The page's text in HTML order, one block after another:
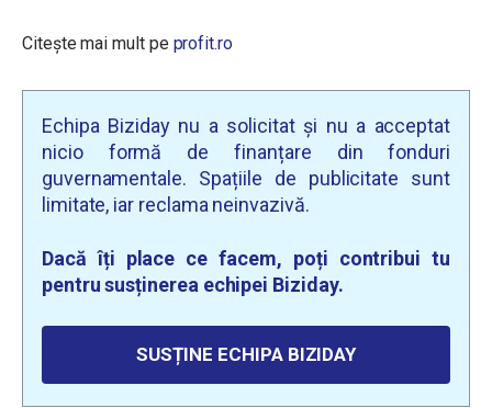
Citește mai mult pe profit.ro
Echipa Biziday nu a solicitat și nu a acceptat
nicio formă de finanțare din fonduri
guvernamentale. Spațiile de publicitate sunt
limitate, iar reclama neinvazivă.
Dacă îți place ce facem, poți contribui tu
pentru susținerea echipei Biziday.
SUSȚINE ECHIPA BIZIDAY